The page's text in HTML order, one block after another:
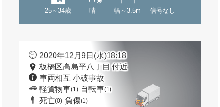
25～34歳 晴 幅～3.5m 信号なし
2020年12月9日(水)18:18
板橋区高島平八丁目 付近
車両相互 小破事故
軽貨物車(1) 自転車(1)
死亡(0) 負傷(1)